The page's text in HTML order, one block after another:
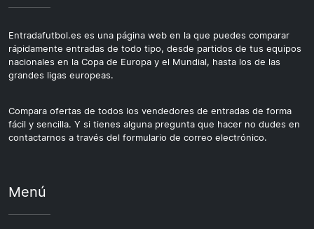
Entradafutbol.es es una página web en la que puedes comparar
rápidamente entradas de todo tipo, desde partidos de tus equipos
nacionales en la Copa de Europa y el Mundial, hasta los de las
grandes ligas europeas.
Compara ofertas de todos los vendedores de entradas de forma
fácil y sencilla. Y si tienes alguna pregunta que hacer no dudes en
contactarnos a través del formulario de correo electrónico.
Menú